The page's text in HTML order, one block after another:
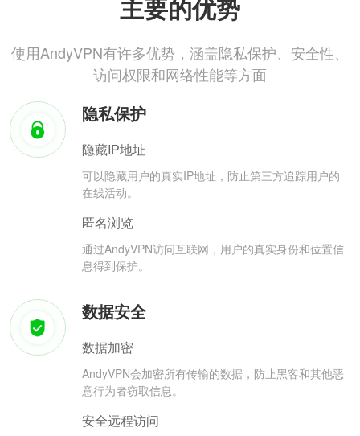
主要的优势
使用AndyVPN有许多优势，涵盖隐私保护、安全性、
访问权限和网络性能等方面
隐私保护
隐藏IP地址
可以隐藏用户的真实IP地址，防止第三方追踪用户的
在线活动。
匿名浏览
通过AndyVPN访问互联网，用户的真实身份和位置信
息得到保护。
数据安全
数据加密
AndyVPN会加密所有传输的数据，防止黑客和其他恶
意行为者窃取信息。
安全远程访问